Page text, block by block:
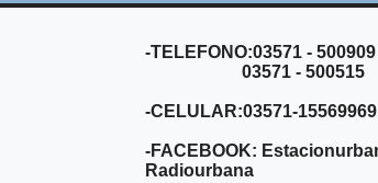
-TELEFONO:03571 - 500909
03571 - 500515
-CELULAR:03571-15569969
-FACEBOOK:
Radiourbana